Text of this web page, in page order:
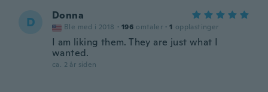
D Donna
Ble med i 2018 · 196 omtaler · 1 opplastinger
I am liking them. They are just what I
wanted.
ca. 2 år siden